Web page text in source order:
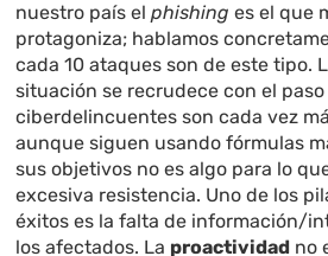
nuestro país elphishing es el que
protagoniza; hablamos
cada 10 ataques son de este tipo.
situación se recrudece con el paso
ciberdelincuentes son cada vez
aunque siguen usando fórmulas
sus objetivos no es algo para lo
excesiva resistencia. Uno de los
éxitos es la falta de información/
los afectados. La proactividad no